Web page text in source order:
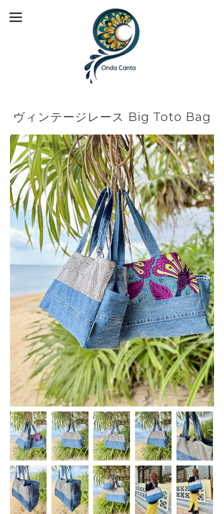
ヴィンテージレース Big Toto Bag